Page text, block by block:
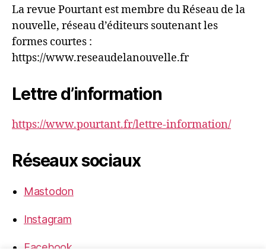
La revue Pourtant est membre du Réseau de la
nouvelle, réseau d’éditeurs soutenant les
formes courtes :
https://www.reseaudelanouvelle.fr
Lettre d’information
https://www.pourtant.fr/lettre-information/
Réseaux sociaux
Mastodon
Instagram
Facebook